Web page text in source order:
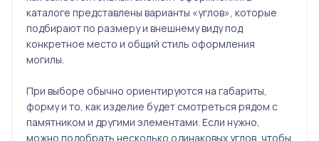
каталоге представлены варианты «углов», которые
подбирают по размеру и внешнему виду под
конкретное место и общий стиль оформления
могилы.
При выборе обычно ориентируются на габариты,
форму и то, как изделие будет смотреться рядом с
памятником и другими элементами. Если нужно,
можно подобрать несколько одинаковых углов, чтобы